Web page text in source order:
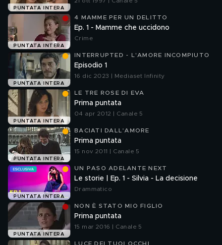
PUNTATA INTERA
PUNTATA INTERA
4 MAMME PER UN DELITTO
Ep. 1 - Mamme che uccidono
Crime
PUNTATA INTERA
INTERRUPTED - L'AMORE INCOMPIUTO
Episodio 1
16 dic 2023 | Mediaset Infinity
PUNTATA INTERA
LE TRE ROSE DI EVA
Prima puntata
04 apr 2012 | Canale 5
PUNTATA INTERA
BACIATI DALL'AMORE
Prima puntata
15 nov 2011 | Canale 5
PUNTATA INTERA
UN PASO ADELANTE NEXT
Le storie | Ep. 1 - Silvia - La decisione
Drammatico
PUNTATA INTERA
NON È STATO MIO FIGLIO
Prima puntata
15 mar 2016 | Canale 5
LUCE DEI TUOI OCCHI